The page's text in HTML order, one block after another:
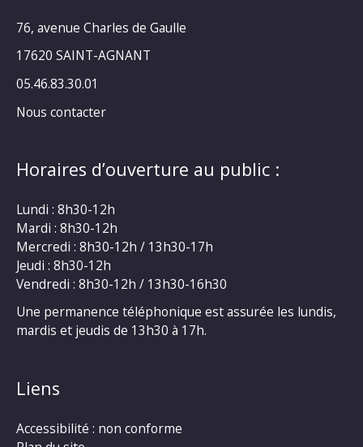
76, avenue Charles de Gaulle
17620 SAINT-AGNANT
05.46.83.30.01
Nous contacter
Horaires d’ouverture au public :
Lundi : 8h30-12h
Mardi : 8h30-12h
Mercredi : 8h30-12h / 13h30-17h
Jeudi : 8h30-12h
Vendredi : 8h30-12h / 13h30-16h30
Une permanence téléphonique est assurée les lundis,
mardis et jeudis de 13h30 à 17h.
Liens
Accessibilité : non conforme